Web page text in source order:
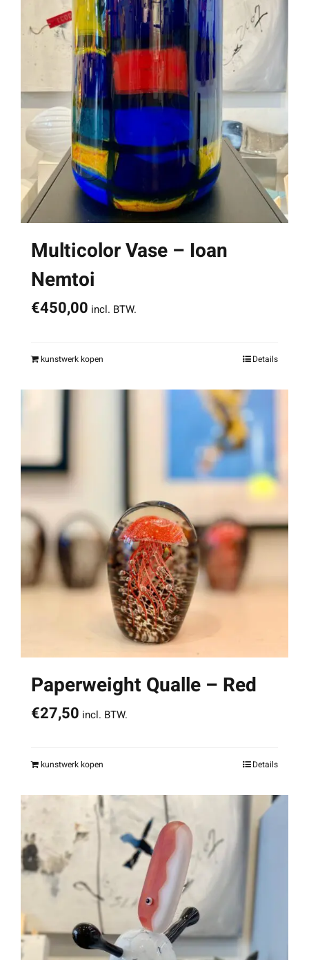
Multicolor Vase – Ioan
Nemtoi
€450,00 incl. BTW.
kunstwerk kopen Details
Paperweight Qualle – Red
€27,50 incl. BTW.
kunstwerk kopen Details